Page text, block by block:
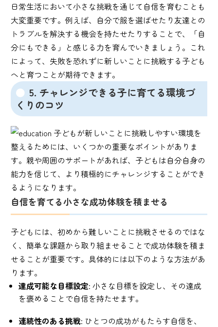
日常生活において小さな挑戦を通じて自信を育むことも
大変重要です。例えば、自分で服を選ばせたり友達との
トラブルを解決する機会を持たせたりすることで、「自
分にもできる」と感じる力を育んでいきましょう。これ
によって、失敗を恐れずに新しいことに挑戦する子ども
へと育つことが期待できます。
5. チャレンジできる子に育てる環境づ
くりのコツ
子どもが新しいことに挑戦しやすい環境を
整えるためには、いくつかの重要なポイントがありま
す。親や周囲のサポートがあれば、子どもは自分自身の
能力を信じて、より積極的にチャレンジすることができ
るようになります。
自信を育てる小さな成功体験を積ませる
子どもには、初めから難しいことに挑戦させるのではな
く、簡単な課題から取り組ませることで成功体験を積ま
せることが重要です。具体的には以下のような方法があ
ります。
達成可能な目標設定: 小さな目標を設定し、その達成
を褒めることで自信を持たせます。
連続性のある挑戦: ひとつの成功がもたらす自信を、